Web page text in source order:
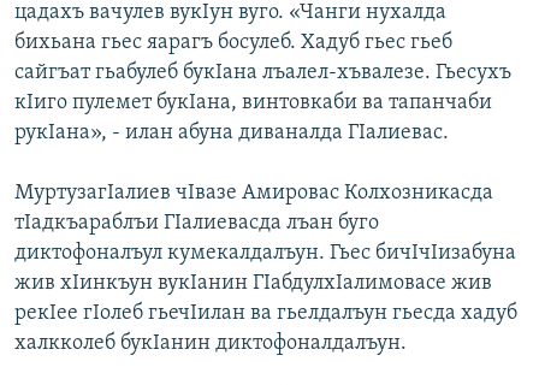
цадахъ вачулев вукIун вуго. «Чанги нухалда
бихьана гьес яарагъ босулеб. Хадуб гьес гьеб
сайгъат гьабулеб букIана лъалел-хъвалезе. Гьесухъ
кIиго пулемет букIана, винтовкаби ва тапанчаби
рукIана», - илан абуна диваналда ГIалиевас.
МуртузагIалиев чIвазе Амировас Колхозникасда
тIадкъараблъи ГIалиевасда лъан буго
диктофоналъул кумекалдалъун. Гьес бичIчIизабуна
жив хIинкъун вукIанин ГIабдулхIалимовасе жив
рекIее гIолеб гьечIилан ва гьелдалъун гьесда хадуб
халкколеб букIанин диктофоналдалъун.